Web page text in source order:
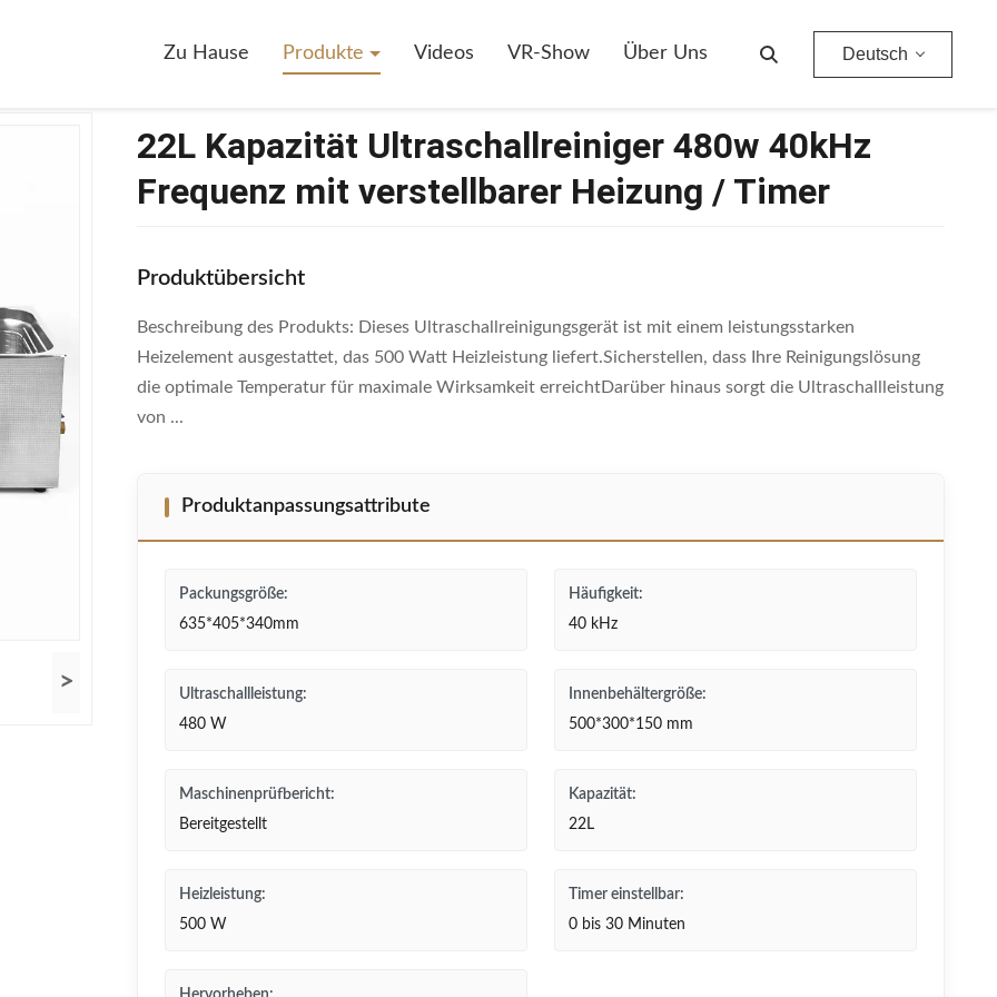
Zu Hause Produkte Videos VR-Show Über Uns Deutsch
>
22L Kapazität Ultraschallreiniger 480w 40kHz
Frequenz mit verstellbarer Heizung / Timer
Produktübersicht
Beschreibung des Produkts: Dieses Ultraschallreinigungsgerät ist mit einem leistungsstarken
Heizelement ausgestattet, das 500 Watt Heizleistung liefert.Sicherstellen, dass Ihre Reinigungslösung
die optimale Temperatur für maximale Wirksamkeit erreichtDarüber hinaus sorgt die Ultraschallleistung
von ...
Produktanpassungsattribute
Packungsgröße:
635*405*340mm
Häufigkeit:
40 kHz
Ultraschallleistung:
480 W
Innenbehältergröße:
500*300*150 mm
Maschinenprüfbericht:
Bereitgestellt
Kapazität:
22L
Heizleistung:
500 W
Timer einstellbar:
0 bis 30 Minuten